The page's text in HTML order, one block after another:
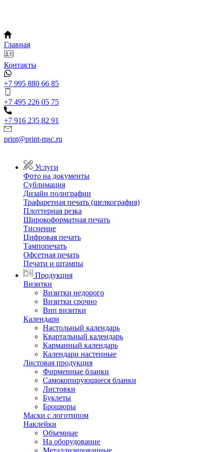
Главная
Контакты
+7 995 880 66 85
+7 495 226 05 75
+7 916 235 82 91
print@print-msc.ru
Услуги
Фото на документы
Сублимация
Дизайн полиграфии
Трафаретная печать (шелкография)
Плоттерная резка
Широкоформатная печать
Тиснение
Цифровая печать
Тампопечать
Офсетная печать
Печати и штампы
Продукция
Визитки
Визитки недорого
Визитки срочно
Вип визитки
Календари
Настольный календарь
Квартальный календарь
Карманный календарь
Календари настенные
Листовая продукция
Фирменные бланки
Самокопирующиеся бланки
Листовки
Буклеты
Брошюры
Маски с логотипом
Наклейки
Объемные
На оборудование
Металлизированные